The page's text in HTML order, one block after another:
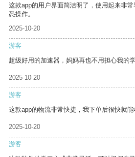
这款app的用户界面简洁明了，使用起来非
悉操作。
2025-10-20
游客
超级好用的加速器，妈妈再也不用担心我的
2025-10-20
游客
这款app的物流非常快捷，我下单后很快就能
2025-10-20
游客